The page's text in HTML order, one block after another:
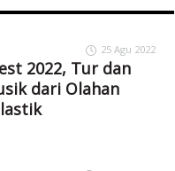
25 Agu 2022
2022, Tur dan
dari Olahan